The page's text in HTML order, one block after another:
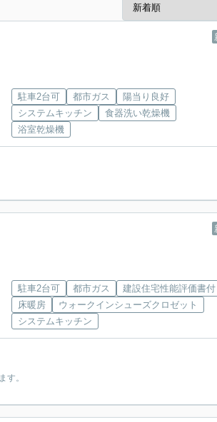
駐車2台可 都市ガス
陽当り良好
システムキッチン
食器洗い乾燥機
浴室乾燥機
駐車2台可 都市ガス
建設住宅性能評価書付
床暖房
ウォークインシューズクロゼット
システムキッチン
す。